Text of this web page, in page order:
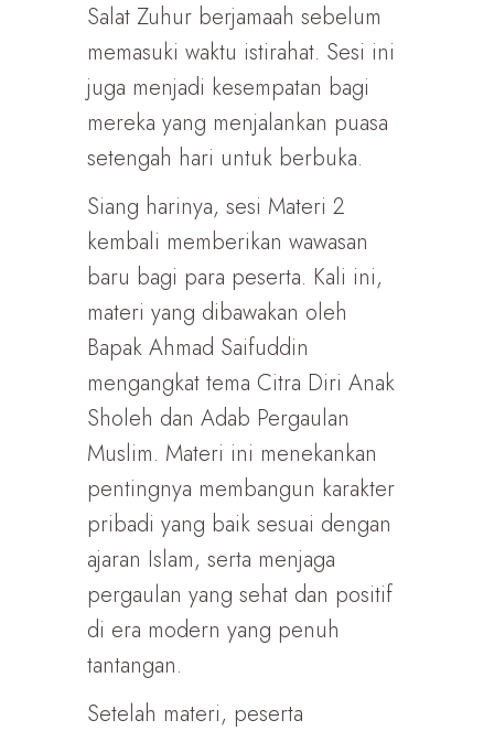
Salat Zuhur berjamaah sebelum
memasuki waktu istirahat. Sesi ini
juga menjadi kesempatan bagi
mereka yang menjalankan puasa
setengah hari untuk berbuka.
Siang harinya, sesi Materi 2
kembali memberikan wawasan
baru bagi para peserta. Kali ini,
materi yang dibawakan oleh
Bapak Ahmad Saifuddin
mengangkat tema Citra Diri Anak
Sholeh dan Adab Pergaulan
Muslim. Materi ini menekankan
pentingnya membangun karakter
pribadi yang baik sesuai dengan
ajaran Islam, serta menjaga
pergaulan yang sehat dan positif
di era modern yang penuh
tantangan.
Setelah materi, peserta